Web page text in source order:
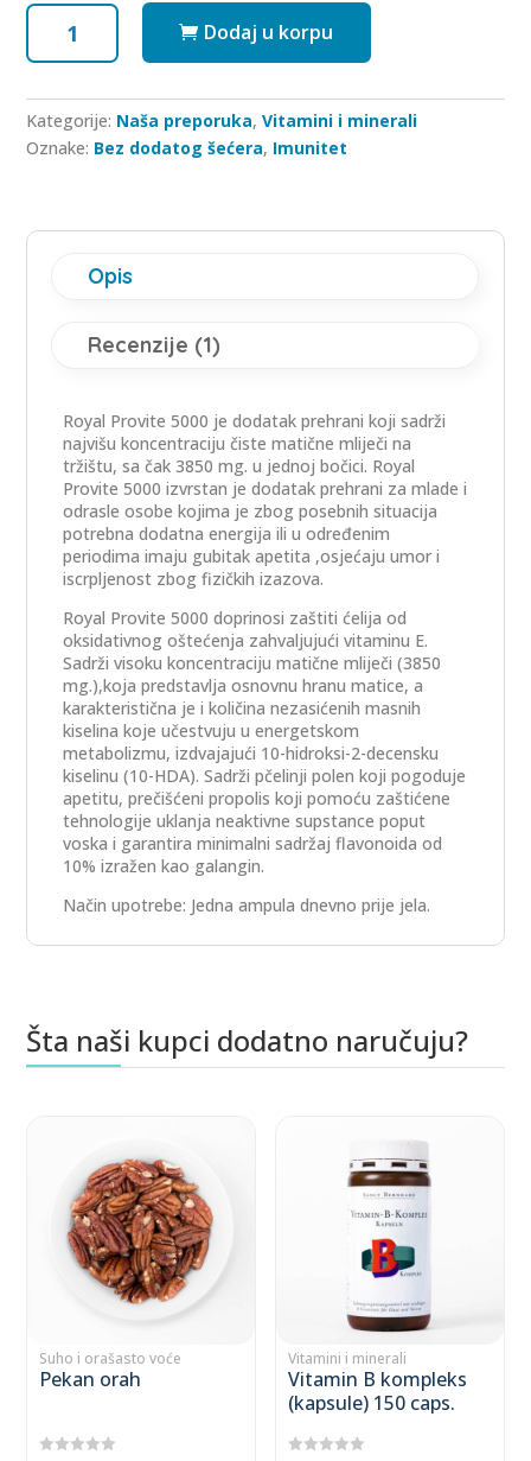
Matična
mliječ
Royal
Provite
5000
(ampule)
Dodaj u korpu
Kategorije: Naša preporuka,Vitamini i minerali
Oznake: Bez dodatog šećera, Imunitet
Opis
Recenzije (1)
Royal Provite 5000 je dodatak prehrani koji sadrži
najvišu koncentraciju čiste matične mliječi na
tržištu, sa čak 3850 mg. u jednoj bočici. Royal
Provite 5000 izvrstan je dodatak prehrani za mlade i
odrasle osobe kojima je zbog posebnih situacija
potrebna dodatna energija ili u određenim
periodima imaju gubitak apetita ,osjećaju umor i
iscrpljenost zbog fizičkih izazova.
Royal Provite 5000 doprinosi zaštiti ćelija od
oksidativnog oštećenja zahvaljujući vitaminu E.
Sadrži visoku koncentraciju matične mliječi (3850
mg.),koja predstavlja osnovnu hranu matice, a
karakteristična je i količina nezasićenih masnih
kiselina koje učestvuju u energetskom
metabolizmu, izdvajajući 10-hidroksi-2-decensku
kiselinu (10-HDA). Sadrži pčelinji polen koji pogoduje
apetitu, prečišćeni propolis koji pomoću zaštićene
tehnologije uklanja neaktivne supstance poput
voska i garantira minimalni sadržaj flavonoida od
10% izražen kao galangin.
Način upotrebe: Jedna ampula dnevno prije jela.
Šta naši kupci dodatno naručuju?
Suho i orašasto voće
Pekan orah
multiple
variants.
may
be
on
Vitamini i minerali
Vitamin B kompleks
(kapsule) 150 caps.
may
be
chosen
on